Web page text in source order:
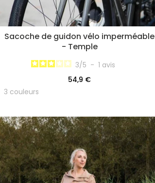
Sacoche de guidon vélo imperméable
- Temple
3/5 - 1 avis
54,9 €
3 couleurs